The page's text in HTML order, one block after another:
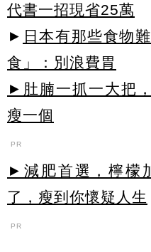
代書一招現省25萬
► 日本有那些食物
食」：別浪費胃
►肚腩一抓一大把
瘦一個
PR
►減肥首選，檸檬
了，瘦到你懷疑人生
PR